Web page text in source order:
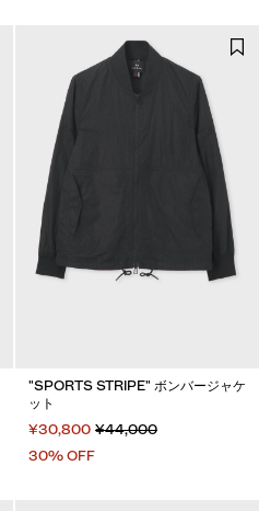
"SPORTS STRIPE" ボンバージャケ
ット
¥30,800 ¥44,000
30% OFF